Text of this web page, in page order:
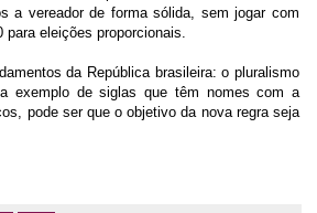
a vereador de forma sólida, sem jogar com
eleições proporcionais.
da República brasileira: o pluralismo
exemplo de siglas que têm nomes com a
pode ser que o objetivo da nova regra seja